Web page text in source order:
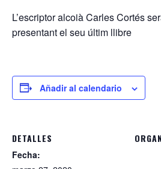
L’escriptor alcoià Carles Cortés
presentant el seu últim llibre
Añadir al calendario
DETALLES
Fecha: